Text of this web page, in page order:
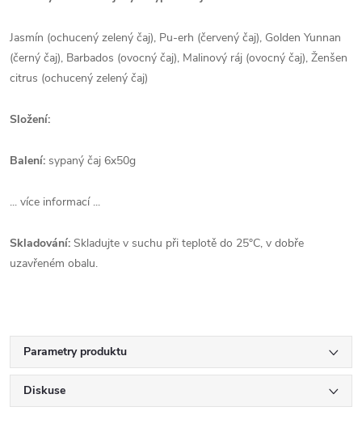
Jasmín (ochucený zelený čaj), Pu-erh (červený čaj), Golden Yunnan
(černý čaj), Barbados (ovocný čaj), Malinový ráj (ovocný čaj), Ženšen
citrus (ochucený zelený čaj)
Složení:
Balení: sypaný čaj 6x50g
... více informací ...
Skladování: Skladujte v suchu při teplotě do 25°C, v dobře
uzavřeném obalu.
Parametry produktu
Diskuse